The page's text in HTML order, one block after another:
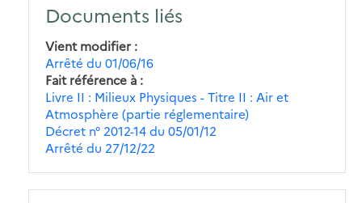
Documents liés
Vient modifier
Arrêté du 01/06/16
Fait référence à
Livre II : Milieux Physiques - Titre II : Air et
Atmosphère (partie réglementaire)
Décret n° 2012-14 du 05/01/12
Arrêté du 27/12/22